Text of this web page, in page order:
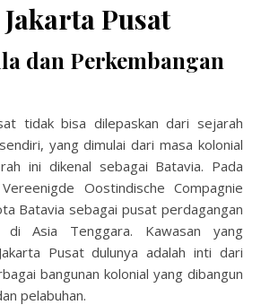
Pusat
dan Perkembangan
tidak bisa dilepaskan dari sejarah
yang dimulai dari masa kolonial
ini dikenal sebagai Batavia. Pada
Oostindische Compagnie
Batavia sebagai pusat perdagangan
di Asia Tenggara. Kawasan yang
Pusat dulunya adalah inti dari
bangunan kolonial yang dibangun
pelabuhan.